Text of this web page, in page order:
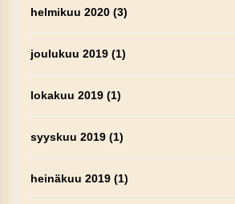
helmikuu 2020(3)
joulukuu 2019(1)
lokakuu 2019(1)
syyskuu 2019(1)
heinäkuu 2019(1)